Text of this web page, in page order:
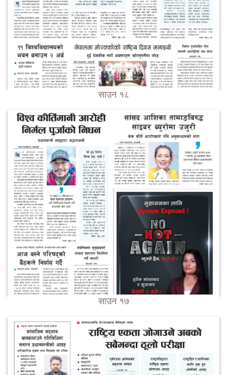
साउन १८
साउन १७